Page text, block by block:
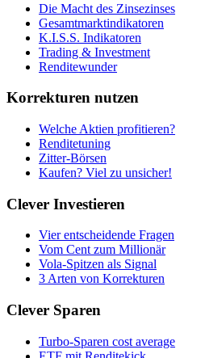
Die Macht des Zinsezinses
Gesamtmarktindikatoren
K.I.S.S. Indikatoren
Trading & Investment
Renditewunder
Korrekturen nutzen
Welche Aktien profitieren?
Renditetuning
Zitter-Börsen
Kaufen? Viel zu unsicher!
Clever Investieren
Vier entscheidende Fragen
Vom Cent zum Millionär
Vola-Spitzen als Signal
3 Arten von Korrekturen
Clever Sparen
Turbo-Sparen cost average